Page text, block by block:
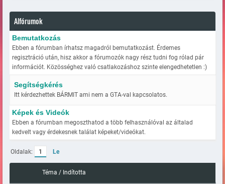
Alfórumok
Bemutatkozás
Ebben a fórumban írhatsz magadról bemutatkozást. Érdemes
regisztráció után, hisz akkor a fórumozók nagy rész tudni fog rólad pár
információt. Közösséghez való csatlakozáshoz szinte elengedhetetlen :)
Segítségkérés
Itt kérdezhettek BÁRMIT ami nem a GTA-val kapcsolatos.
Képek és Videók
Ebben a fórumban megoszthatod a több felhasználóval az általad
kedvelt vagy érdekesnek találat képeket/videókat.
Oldalak: 1 Le
Téma / Indította